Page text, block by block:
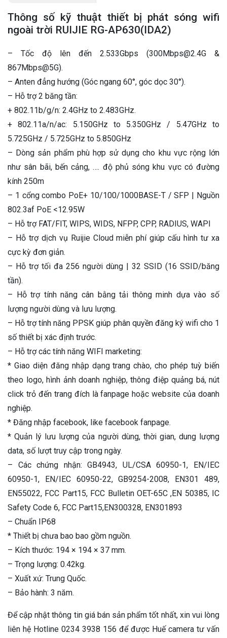
Thông số kỹ thuật thiết bị phát sóng wifi
ngoài trời RUIJIE RG-AP630(IDA2)
– Tốc độ lên đến 2.533Gbps (300Mbps@2.4G &
867Mbps@5G).
– Anten đẳng hướng (Góc ngang 60°, góc dọc 30°).
– Hỗ trợ 2 băng tần:
+ 802.11b/g/n: 2.4GHz to 2.483GHz.
+ 802.11a/n/ac: 5.150GHz to 5.350GHz / 5.47GHz to
5.725GHz / 5.725GHz to 5.850GHz
– Dòng sản phẩm phù hợp sử dụng cho khu vực rộng lớn
như sân bãi, bến cảng, …. độ phủ sóng khu vực có đường
kính 250m
– 1 cổng combo PoE+ 10/100/1000BASE-T / SFP | Nguồn
802.3af PoE <12.95W
– Hỗ trợ FAT/FIT, WIPS, WIDS, NFPP, CPP, RADIUS, WAPI
– Hỗ trợ dịch vụ Ruijie Cloud miễn phí giúp cấu hình tư xa
cực kỳ đơn giản.
– Hỗ trợ tối đa 256 người dùng | 32 SSID (16 SSID/băng
tần).
– Hỗ trợ tính năng cân bằng tải thông minh dựa vào số
lượng người dùng và lưu lượng.
– Hỗ trợ tính năng PPSK giúp phân quyền đăng ký wifi cho 1
số thiết bị xác định trước.
– Hỗ trợ các tính năng WIFI marketing:
* Giao diện đăng nhập dạng trang chào, cho phép tuỳ biến
theo logo, hình ảnh doanh nghiệp, thông điệp quảng bá, nút
click trỏ đến trang đích là fanpage hoặc website của doanh
nghiệp.
* Đăng nhập facebook, like facebook fanpage.
* Quản lý lưu lượng của người dùng, thời gian, dung lượng
data, số lượt truy cập trong ngày.
– Các chứng nhận: GB4943, UL/CSA 60950-1, EN/IEC
60950-1, EN/IEC 60950-22, GB9254-2008, EN301 489,
EN55022, FCC Part15, FCC Bulletin OET-65C ,EN 50385, IC
Safety Code 6, FCC Part15,EN300328, EN301893
– Chuẩn IP68
* Thiết bị chưa bao bao gồm nguồn.
– Kích thước: 194 × 194 × 37 mm.
– Trọng lượng: 0.42kg.
– Xuất xứ: Trung Quốc.
– Bảo hành: 3 năm.
Để cập nhật thông tin giá bán sản phẩm tốt nhất, xin vui lòng
liên hệ Hotline 0234 3938 156 để được Huế camera tư vấn